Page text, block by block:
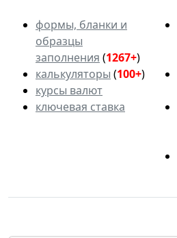
формы, бланки и
образцы
заполнения (1267+)
калькуляторы (100+)
курсы валют
ключевая ставка